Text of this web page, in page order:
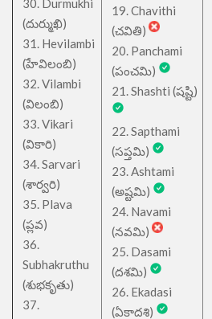
30. Durmukhi
(దుర్ముఖి)
31. Hevilambi
(హేవిలంబి)
32. Vilambi
(విలంబి)
33. Vikari
(వికారి)
34. Sarvari
(శార్వరి)
35. Plava
(ప్లవ)
36.
Subhakruthu
(శుభకృతు)
37.
19. Chavithi
(చవితి)
20. Panchami
(పంచమి)
21. Shashti (షష్టి)
22. Sapthami
(సప్తమి)
23. Ashtami
(అష్టమి)
24. Navami
(నవమి)
25. Dasami
(దశమి)
26. Ekadasi
(ఏకాదశి)